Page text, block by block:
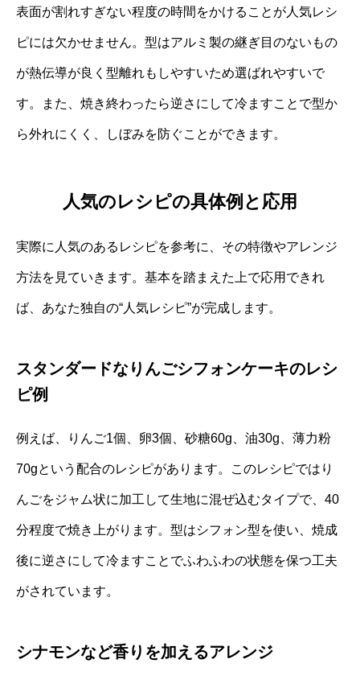
表面が割れすぎない程度の時間をかけることが人気レシ
ピには欠かせません。型はアルミ製の継ぎ目のないもの
が熱伝導が良く型離れもしやすいため選ばれやすいで
す。また、焼き終わったら逆さにして冷ますことで型か
ら外れにくく、しぼみを防ぐことができます。
人気のレシピの具体例と応用
実際に人気のあるレシピを参考に、その特徴やアレンジ
方法を見ていきます。基本を踏まえた上で応用できれ
ば、あなた独自の“人気レシピ”が完成します。
スタンダードなりんごシフォンケーキのレシ
ピ例
例えば、りんご1個、卵3個、砂糖60g、油30g、薄力粉
70gという配合のレシピがあります。このレシピではり
んごをジャム状に加工して生地に混ぜ込むタイプで、40
分程度で焼き上がります。型はシフォン型を使い、焼成
後に逆さにして冷ますことでふわふわの状態を保つ工夫
がされています。
シナモンなど香りを加えるアレンジ